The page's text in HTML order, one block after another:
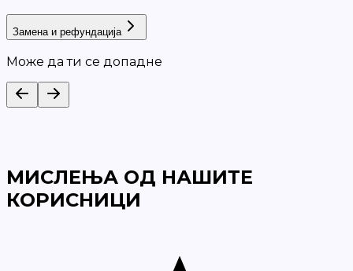
Замена и рефундација
Може да ти се допадне
МИСЛЕЊА ОД НАШИТЕ
КОРИСНИЦИ